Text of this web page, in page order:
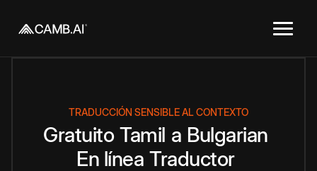
TRADUCCIÓN SENSIBLE AL CONTEXTO
Gratuito Tamil a Bulgarian
En línea Traductor